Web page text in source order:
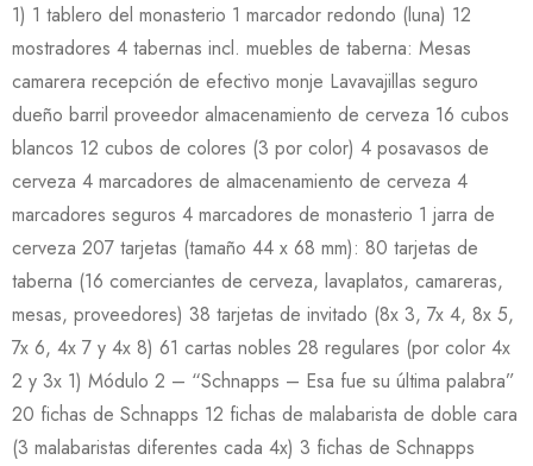
1) 1 tablero del monasterio 1 marcador redondo (luna) 12
mostradores 4 tabernas incl. muebles de taberna: Mesas
camarera recepción de efectivo monje Lavavajillas seguro
dueño barril proveedor almacenamiento de cerveza 16 cubos
blancos 12 cubos de colores (3 por color) 4 posavasos de
cerveza 4 marcadores de almacenamiento de cerveza 4
marcadores seguros 4 marcadores de monasterio 1 jarra de
cerveza 207 tarjetas (tamaño 44 x 68 mm): 80 tarjetas de
taberna (16 comerciantes de cerveza, lavaplatos, camareras,
mesas, proveedores) 38 tarjetas de invitado (8x 3, 7x 4, 8x 5,
7x 6, 4x 7 y 4x 8) 61 cartas nobles 28 regulares (por color 4x
2 y 3x 1) Módulo 2 – “Schnapps – Esa fue su última palabra”
20 fichas de Schnapps 12 fichas de malabarista de doble cara
(3 malabaristas diferentes cada 4x) 3 fichas de Schnapps